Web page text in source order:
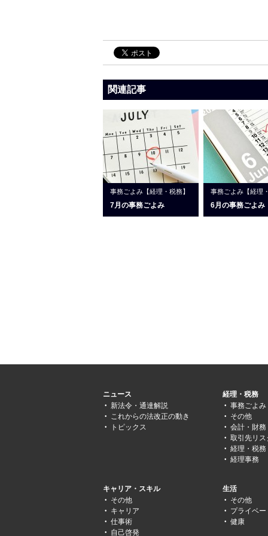
関連記事
事務ごよみ【経理・税務】
7月の事務ごよみ
事務ごよみ【経理
6月の事務ごよみ
ニュース
新法令・通達解説
これからの法改正の動き
トピックス
経理・税務
事務ごよみ
その他
会計・財務
取引先リ
経理・税
経理事務
キャリア・スキル
その他
キャリア
仕事術
自己啓発
生活
その他
プライベー
健康